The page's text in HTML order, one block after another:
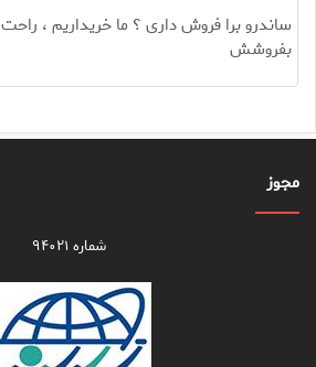
ساندرو برا فروش داری ؟ ما خریداریم ، راحت
بفروشش
مجوز
شماره ۹۴۰۲۱